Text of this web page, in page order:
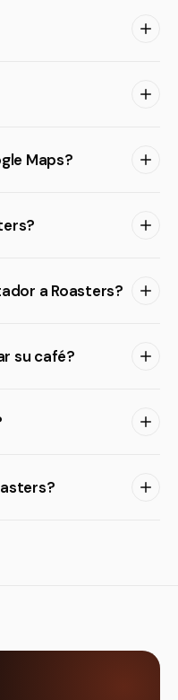
Maps?
a Roasters?
su café?